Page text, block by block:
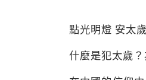
點光明燈 安太
什麼是犯太歲